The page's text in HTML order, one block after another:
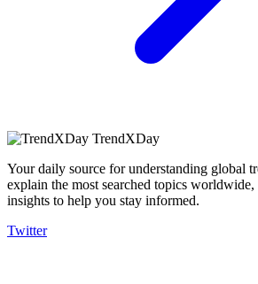
TrendXDay
Your daily source for understanding global
explain the most searched topics
insights to help you stay informed.
Twitter